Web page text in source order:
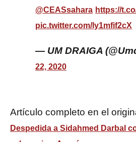
@CEASsahara https://
pic.twitter.com/ly1mfif2cX
— UM DRAIGA
22, 2020
Artículo completo en el
Despedida a Sidahmed Darbal